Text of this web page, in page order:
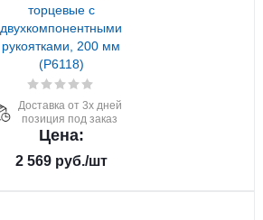
торцевые с
двухкомпонентными
рукоятками, 200 мм
(P6118)
Доставка от 3х дней
позиция под заказ
Цена:
2 569руб./шт